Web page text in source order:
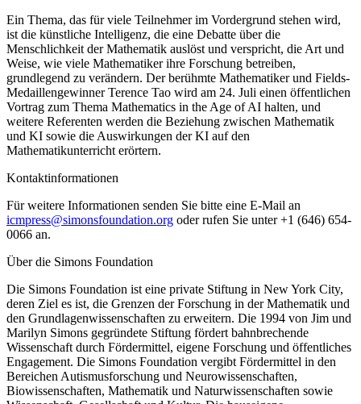
Ein Thema, das für viele Teilnehmer im Vordergrund stehen wird,
ist die künstliche Intelligenz, die eine Debatte über die
Menschlichkeit der Mathematik auslöst und verspricht, die Art und
Weise, wie viele Mathematiker ihre Forschung betreiben,
grundlegend zu verändern. Der berühmte Mathematiker und Fields-
Medaillengewinner Terence Tao wird am 24. Juli einen öffentlichen
Vortrag zum Thema Mathematics in the Age of AI halten, und
weitere Referenten werden die Beziehung zwischen Mathematik
und KI sowie die Auswirkungen der KI auf den
Mathematikunterricht erörtern.
Kontaktinformationen
Für weitere Informationen senden Sie bitte eine E-Mail an
icmpress@simonsfoundation.org oder rufen Sie unter +1 (646) 654-
0066 an.
Über die Simons Foundation
Die Simons Foundation ist eine private Stiftung in New York City,
deren Ziel es ist, die Grenzen der Forschung in der Mathematik und
den Grundlagenwissenschaften zu erweitern. Die 1994 von Jim und
Marilyn Simons gegründete Stiftung fördert bahnbrechende
Wissenschaft durch Fördermittel, eigene Forschung und öffentliches
Engagement. Die Simons Foundation vergibt Fördermittel in den
Bereichen Autismusforschung und Neurowissenschaften,
Biowissenschaften, Mathematik und Naturwissenschaften sowie